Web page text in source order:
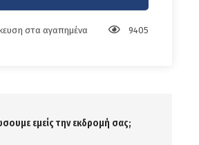
στα αγαπημένα 9405
εμείς την εκδρομή σας;
με προσωποποιημένο μήνυμα για